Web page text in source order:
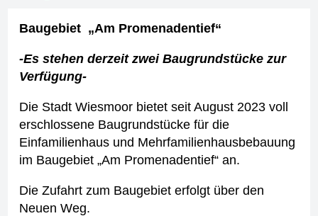
Baugebiet „Am Promenadentief“
-Es stehen derzeit zwei Baugrundstücke zur
Verfügung-
Die Stadt Wiesmoor bietet seit August 2023 voll
erschlossene Baugrundstücke für die
Einfamilienhaus und Mehrfamilienhausbebauung
im Baugebiet „Am Promenadentief“ an.
Die Zufahrt zum Baugebiet erfolgt über den
Neuen Weg.